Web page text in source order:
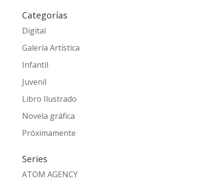
Categorías
Digital
Galería Artística
Infantil
Juvenil
Libro Ilustrado
Novela gráfica
Próximamente
Series
ATOM AGENCY